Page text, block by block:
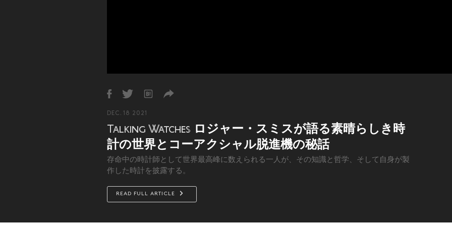
DEC. 18 2021
Talking Watches ロジャー・スミスが語る素晴らしき時
計の世界とコーアクシャル脱進機の秘話
存命中の時計師として世界最高峰に数えられる一人が、その知識と哲学、そして自身が製
作した時計を披露する。
READ FULL ARTICLE